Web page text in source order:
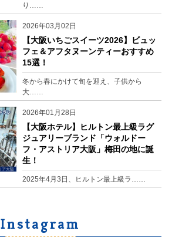
り……
2026年03月02日
【大阪いちごスイーツ2026】ビュッ
フェ＆アフタヌーンティーおすすめ
15選！
冬から春にかけて旬を迎え、子供から
大……
2026年01月28日
【大阪ホテル】ヒルトン最上級ラグ
ジュアリーブランド「ウォルドー
フ・アストリア大阪」梅田の地に誕
生！
2025年4月3日、ヒルトン最上級ラ……
Instagram